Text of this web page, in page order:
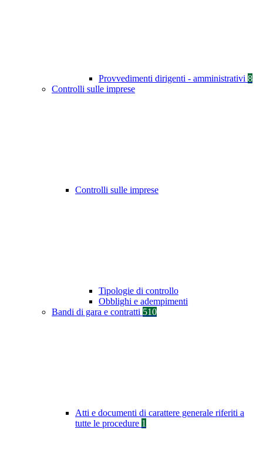
Provvedimenti dirigenti - amministrativi 8
Controlli sulle imprese
Controlli sulle imprese
Tipologie di controllo
Obblighi e adempimenti
Bandi di gara e contratti 510
Atti e documenti di carattere generale riferiti a
tutte le procedure 1